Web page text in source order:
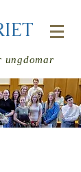
ungdomar